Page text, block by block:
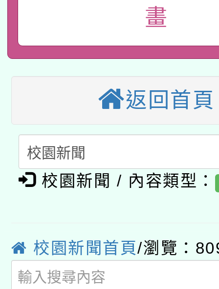
方素養工作坊新北場」
「族語學習班」招生簡
文教學共融平台-教案
年度COVID-19疫苗接
接種對象擴大為「滿6
接種之民眾」措施，
月28日止
轉知經濟部水利署委託
業技術研究院辦理「
桃園市孔廟祈福系列
開 智慧啟航」
2026年桃園地景藝術
「2026桃園藝術巡演
關事宜
轉知教育部國民及學前
國立臺灣師範大學辦理
年度健康促進學校輔導
函轉國家教育研究院中
原住民族教育政策研討
轉知教育部國民及學前
方素養工作坊新北場」
「族語學習班」招生簡
文教學共融平台-教案
件」活動簡章
教育部國民及學前教育
年度COVID-19疫苗接
畫
返回首頁
校園新聞 / 內容類型：
校園新聞首頁/瀏覽：